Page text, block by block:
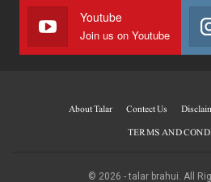
Youtube
Join us on Youtube
About Talar Contect Us
TERMS AND
© 2026 - talar brahui. All